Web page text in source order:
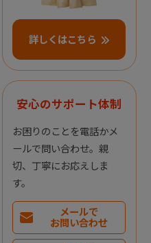
詳しくはこちら
安心のサポート体制
お困りのことを電話かメ
ールで問い合わせ。親
切、丁寧にお応えしま
す。
メールで
お問い合わせ